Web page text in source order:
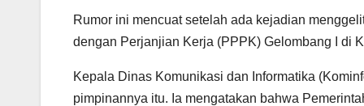
p
k
m
‎Rumor ini mencuat setelah ada kejadian
dengan Perjanjian Kerja (PPPK) Gelombang I di
‎Kepala Dinas Komunikasi dan Informatika
pimpinannya itu. Ia mengatakan bahwa